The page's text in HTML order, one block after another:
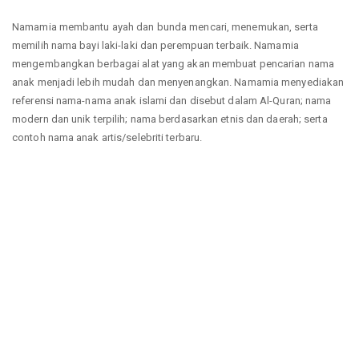
Namamia membantu ayah dan bunda mencari, menemukan, serta
memilih nama bayi laki-laki dan perempuan terbaik. Namamia
mengembangkan berbagai alat yang akan membuat pencarian nama
anak menjadi lebih mudah dan menyenangkan. Namamia menyediakan
referensi nama-nama anak islami dan disebut dalam Al-Quran; nama
modern dan unik terpilih; nama berdasarkan etnis dan daerah; serta
contoh nama anak artis/selebriti terbaru.